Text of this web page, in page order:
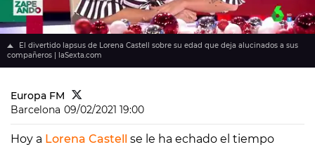
El divertido lapsus de Lorena Castell sobre su edad que deja alucinados a sus
compañeros | laSexta.com
Europa FM
Barcelona 09/02/2021 19:00
Hoy a Lorena Castell se le ha echado el tiempo